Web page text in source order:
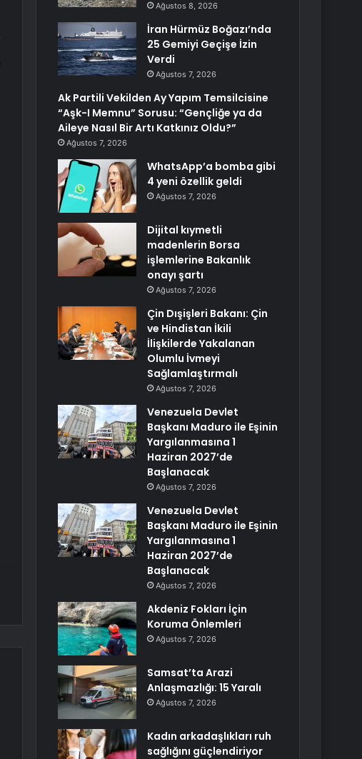
Ağustos 8, 2026
İran Hürmüz Boğazı’nda
25 Gemiyi Geçişe İzin
Verdi
Ağustos 7, 2026
Ak Partili Vekilden Ay Yapım Temsilcisine
“Aşk-I Memnu” Sorusu: “Gençliğe ya da
Aileye Nasıl Bir Artı Katkınız Oldu?”
Ağustos 7, 2026
WhatsApp’a bomba gibi
4 yeni özellik geldi
Ağustos 7, 2026
Dijital kıymetli
madenlerin Borsa
işlemlerine Bakanlık
onayı şartı
Ağustos 7, 2026
Çin Dışişleri Bakanı: Çin
ve Hindistan İkili
İlişkilerde Yakalanan
Olumlu İvmeyi
Sağlamlaştırmalı
Ağustos 7, 2026
Venezuela Devlet
Başkanı Maduro ile Eşinin
Yargılanmasına 1
Haziran 2027’de
Başlanacak
Ağustos 7, 2026
Venezuela Devlet
Başkanı Maduro ile Eşinin
Yargılanmasına 1
Haziran 2027’de
Başlanacak
Ağustos 7, 2026
Akdeniz Fokları İçin
Koruma Önlemleri
Ağustos 7, 2026
Samsat’ta Arazi
Anlaşmazlığı: 15 Yaralı
Ağustos 7, 2026
Kadın arkadaşlıkları ruh
sağlığını güçlendiriyor